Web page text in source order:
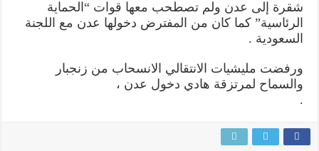
شقرة إلى عدن ولم تصطحب معها قوات “الحماية
الرئاسية” كما كان من المفترض دخولها عدن مع اللجنة
السعودية .
ورفضت مليشيات الانتقالي الانسحاب من زنجبار
والسماح لمرتزقة هادي دخول عدن ،
.